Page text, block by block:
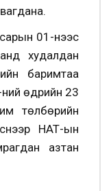
01-нээс
худалдан
баримтаа
өдрийн 23
төлбөрийн
НӨАТ-ын
азтан